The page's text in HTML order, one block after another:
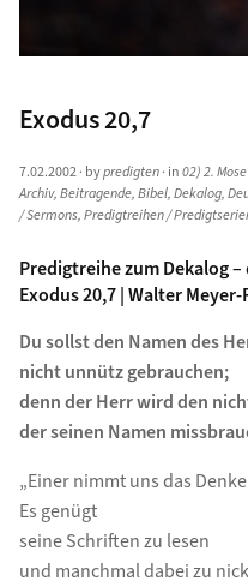
Exodus 20,7
7.02.2002· bypredigten· in02) 2.
Archiv,Beitragende,Bibel,Dekalog,
/ Sermons,Predigtreihen /
Predigtreihe zum Dekalog
Exodus 20,7 | Walter Meyer-
Du sollst den Namen des
nicht unnütz gebrauchen;
denn der Herr wird den
der seinen Namen
„Einer nimmt uns das
Es genügt
seine Schriften zu lesen
und manchmal dabei zu